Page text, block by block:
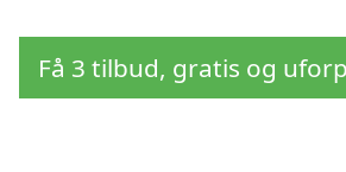
Få 3 tilbud, gratis og